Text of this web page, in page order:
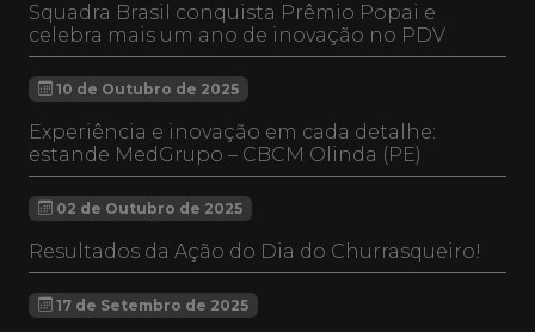
Squadra Brasil conquista Prêmio Popai e
celebra mais um ano de inovação no PDV
10 de Outubro de 2025
Experiência e inovação em cada detalhe:
estande MedGrupo – CBCM Olinda (PE)
02 de Outubro de 2025
Resultados da Ação do Dia do Churrasqueiro!
17 de Setembro de 2025